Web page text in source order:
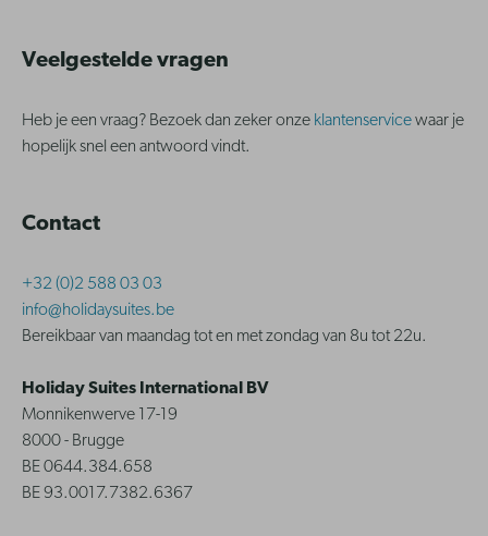
Veelgestelde vragen
Heb je een vraag? Bezoek dan zeker onze klantenservicewaar je
hopelijk snel een antwoord vindt.
Contact
+32 (0)2 588 03 03
info@holidaysuites.be
Bereikbaar van maandag tot en met zondag van 8u tot 22u.
Holiday Suites International BV
Monnikenwerve 17-19
8000 - Brugge
BE 0644.384.658
BE 93.0017.7382.6367